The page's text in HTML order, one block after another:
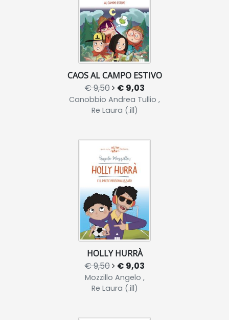
CAOS AL CAMPO ESTIVO
€ 9,50 € 9,03
Canobbio Andrea Tullio ,
Re Laura (.ill)
HOLLY HURRÀ
€ 9,50 € 9,03
Mozzillo Angelo ,
Re Laura (.ill)